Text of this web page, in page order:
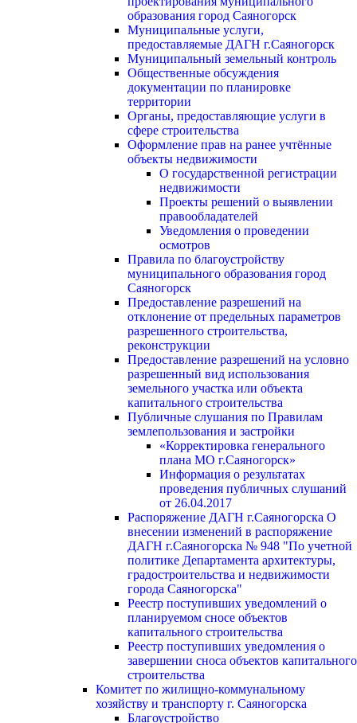
образования город Саяногорск
Муниципальные услуги,
предоставляемые ДАГН г.Саяногорск
Муниципальный земельный контроль
Общественные обсуждения
документации по планировке
территории
Органы, предоставляющие услуги в
сфере строительства
Оформление прав на ранее учтённые
объекты недвижимости
О государственной регистрации
недвижимости
Проекты решений о выявлении
правообладателей
Уведомления о проведении
осмотров
Правила по благоустройству
муниципального образования город
Саяногорск
Предоставление разрешений на
отклонение от предельных параметров
разрешенного строительства,
реконструкции
Предоставление разрешений на условно
разрешенный вид использования
земельного участка или объекта
капитального строительства
Публичные слушания по Правилам
землепользования и застройки
«Корректировка генерального
плана МО г.Саяногорск»
Информация о результатах
проведения публичных слушаний
от 26.04.2017
Распоряжение ДАГН г.Саяногорска О
внесении изменений в распоряжение
ДАГН г.Саяногорска № 948 "По учетной
политике Департамента архитектуры,
градостроительства и недвижимости
города Саяногорска"
Реестр поступивших уведомлений о
планируемом сносе объектов
капитального строительства
Реестр поступивших уведомления о
завершении сноса объектов капитального
строительства
Комитет по жилищно-коммунальному
хозяйству и транспорту г. Саяногорска
Благоустройство